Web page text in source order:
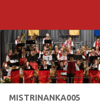
MISTRINANKA005